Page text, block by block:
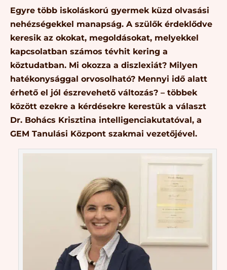
Egyre több iskoláskorú gyermek küzd olvasási
nehézségekkel manapság. A szülők érdeklődve
keresik az okokat, megoldásokat, melyekkel
kapcsolatban számos tévhit kering a
köztudatban. Mi okozza a diszlexiát? Milyen
hatékonysággal orvosolható? Mennyi idő alatt
érhető el jól észrevehető változás? – többek
között ezekre a kérdésekre kerestük a választ
Dr. Bohács Krisztina intelligenciakutatóval, a
GEM Tanulási Központ szakmai vezetőjével.